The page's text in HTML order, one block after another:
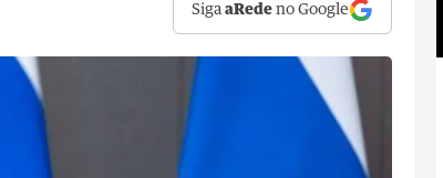
SigaaRede no Google